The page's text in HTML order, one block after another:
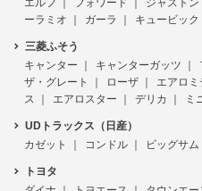
エルフ
フォワード ジャストン
ーラミオ
ガーラ キュービック
三菱ふそう
キャンター
キャンターガッツ
ザ・グレート
ローザ エアロミ
ス
エアロスター デリカ ミ
UDトラックス（日産）
カゼット
コンドル ビッグサム
トヨタ